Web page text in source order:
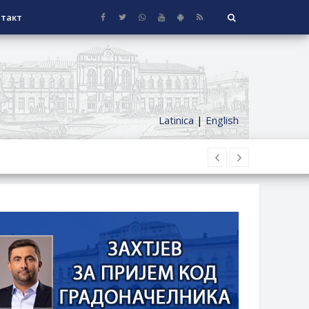
Latinica|English
КУЋЕ СА ОКУЋНИЦОМ НА
БОРАЧКИ ДОДАТАК ЗА